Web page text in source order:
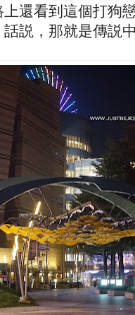
上還看到這個打狗
話説，那就是傳説